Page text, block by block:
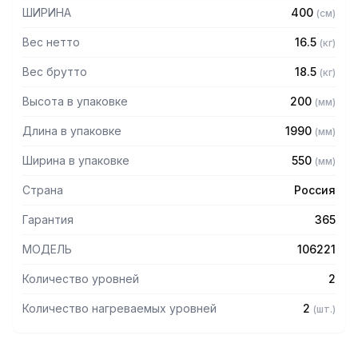
— Разборная конструкция
ШИРИНА 400 (см)
Вес нетто 16.5 (кг)
Вес брутто 18.5 (кг)
Высота в упаковке 200 (мм)
Длина в упаковке 1990 (мм)
Ширина в упаковке 550 (мм)
Страна Россия
Гарантия 365
МОДЕЛЬ 106221
Количество уровней 2
Количество нагреваемых уровней 2 (шт.)